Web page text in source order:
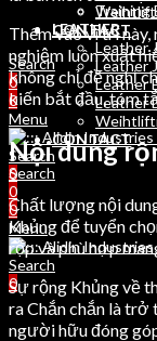
CONTACT
Search
0
0
Menu
Search
0
Training
LEATHER
Leather
Leather
Leather
Leather
CONTACT
Search
0
0
Menu
Search
0
Thêm vào vì trí
nghiệm luôn xuất
không chỉ đề nghị
kiến bắt đầu, tóm
Nội dung
Chất lượng nội
Khủng để tuyển
rộp và phù hợp
Sự rộng Khủng về
ra Chắn chắn là trở
người hữu đóng